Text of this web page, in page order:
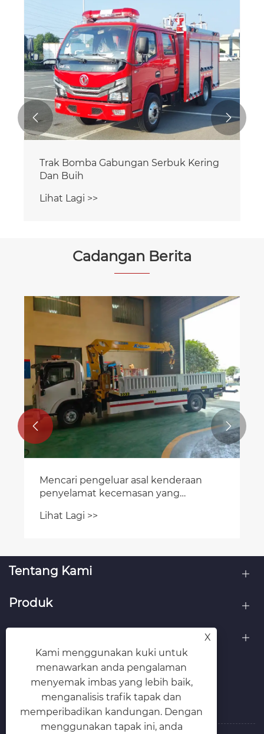
Trak Bomba Gabungan Serbuk Kering
Dan Buih
Lihat Lagi >>
 
Cadangan Berita
Mencari pengeluar asal kenderaan
penyelamat kecemasan yang
penyelamat kecemasan kren yang
Lihat Lagi >>
 
Tentang Kami
Produk
IKUT KAMI
X
Kami menggunakan kuki untuk
menawarkan anda pengalaman
menyemak imbas yang lebih baik,
menganalisis trafik tapak dan
memperibadikan kandungan. Dengan
menggunakan tapak ini, anda